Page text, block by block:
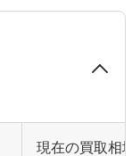
現在の買取相